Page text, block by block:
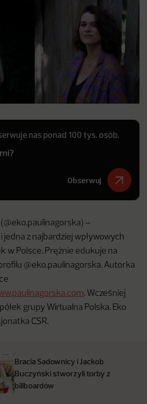
nas ponad 100 tys. osób.
Obserwuj
–
z najbardziej wpływowych
w Polsce. Prężnie edukuje na
@eko.paulinagorska. Autorka
. Wcześniej
grupy Wirtualna Polska. Eko
CSR.
Bracia Sadownicy i Jackob
Buczyński stworzyli torby z
billboardów